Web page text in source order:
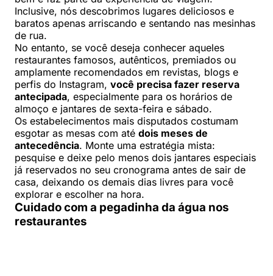
Inclusive, nós descobrimos lugares deliciosos e
baratos apenas arriscando e sentando nas mesinhas
de rua.
No entanto, se você deseja conhecer aqueles
restaurantes famosos, autênticos, premiados ou
amplamente recomendados em revistas, blogs e
perfis do Instagram, você precisa fazer reserva
antecipada, especialmente para os horários de
almoço e jantares de sexta-feira e sábado.
Os estabelecimentos mais disputados costumam
esgotar as mesas com até dois meses de
antecedência. Monte uma estratégia mista:
pesquise e deixe pelo menos dois jantares especiais
já reservados no seu cronograma antes de sair de
casa, deixando os demais dias livres para você
explorar e escolher na hora.
Cuidado com a pegadinha da água nos
restaurantes